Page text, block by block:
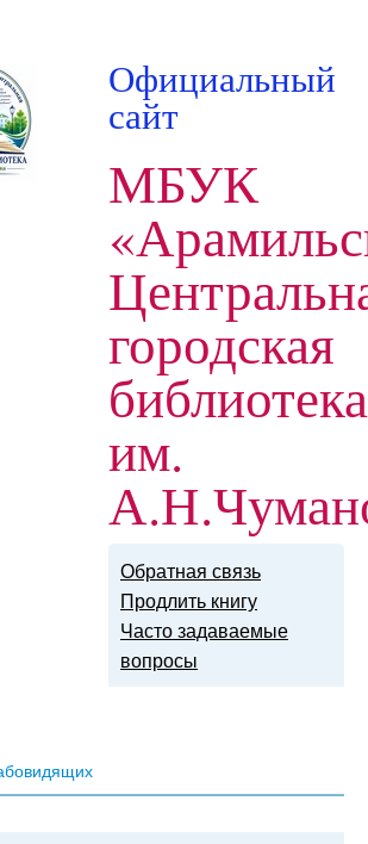
Официальный
сайт
МБУК
городская
библиотека
им.
Обратная связь
Продлить книгу
Часто задаваемые
вопросы